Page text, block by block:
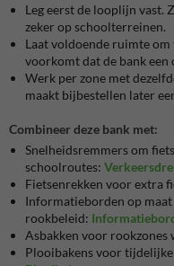
Leg eerst de looplijn vast.
zeker op schoolterreinen.
Laat voldoende ruimte
voorkomt dat de bank
Werk per zone met
maakt bijbestellen later
Combineer deze bank met:
Snelheidsremmers om
schoolroutes:
Fietsenrekken voor extra
Informatieborden op
rookbeleid:
Asbakken voor rookzones
Plooibakens voor